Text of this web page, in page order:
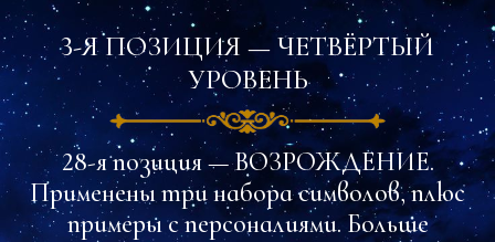
3-Я ПОЗИЦИЯ — ЧЕТВЁРТЫЙ
УРОВЕНЬ
28-я позиция — ВОЗРОЖДЕНИЕ.
Применены три набора символов, плюс
примеры с персоналиями. Больше